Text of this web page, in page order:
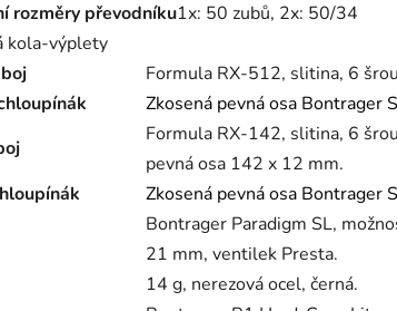
rozměry převodníku1x: 50 zubů, 2x: 50/34
kola-výplety
Formula RX-512, slitina, 6
Zkosená pevná osa Bontrager
Formula RX-142, slitina, 6
pevná osa 142 x 12 mm.
Zkosená pevná osa Bontrager
Bontrager Paradigm SL,
21 mm, ventilek Presta.
14 g, nerezová ocel, černá.